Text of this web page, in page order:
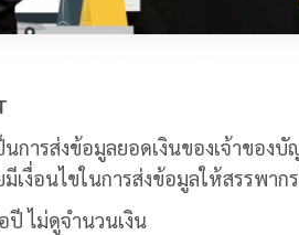
นการส่งข้อมูลยอดเงินของเจ้าขอ
เงื่อนไขในการส่งข้อมูลให้สรรพาก
ปี ไม่ดูจำนวนเงิน